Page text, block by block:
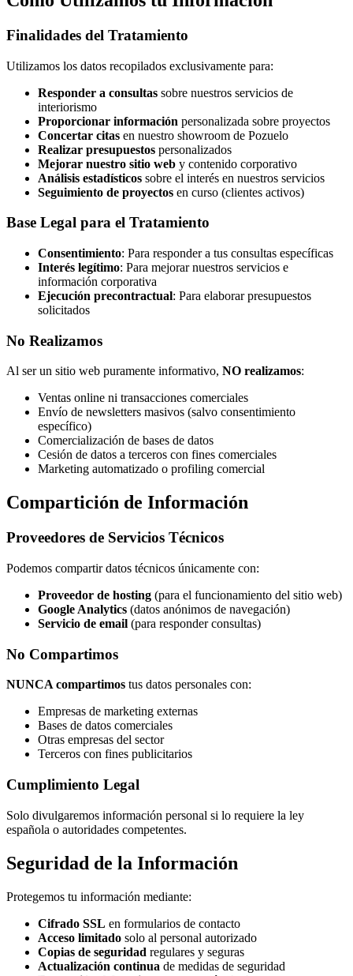
Finalidades del Tratamiento
Utilizamos los datos recopilados exclusivamente para:
Responder a consultas sobre nuestros servicios de
interiorismo
Proporcionar información personalizada sobre proyectos
Concertar citas en nuestro showroom de Pozuelo
Realizar presupuestos personalizados
Mejorar nuestro sitio web y contenido corporativo
Análisis estadísticos sobre el interés en nuestros servicios
Seguimiento de proyectos en curso (clientes activos)
Base Legal para el Tratamiento
Consentimiento: Para responder a tus consultas específicas
Interés legítimo: Para mejorar nuestros servicios e
información corporativa
Ejecución precontractual: Para elaborar presupuestos
solicitados
No Realizamos
Al ser un sitio web puramente informativo, NO realizamos:
Ventas online ni transacciones comerciales
Envío de newsletters masivos (salvo consentimiento
específico)
Comercialización de bases de datos
Cesión de datos a terceros con fines comerciales
Marketing automatizado o profiling comercial
Compartición de Información
Proveedores de Servicios Técnicos
Podemos compartir datos técnicos únicamente con:
Proveedor de hosting (para el funcionamiento del sitio web)
Google Analytics (datos anónimos de navegación)
Servicio de email (para responder consultas)
No Compartimos
NUNCA compartimos tus datos personales con:
Empresas de marketing externas
Bases de datos comerciales
Otras empresas del sector
Terceros con fines publicitarios
Cumplimiento Legal
Solo divulgaremos información personal si lo requiere la ley
española o autoridades competentes.
Seguridad de la Información
Protegemos tu información mediante:
Cifrado SSL en formularios de contacto
Acceso limitado solo al personal autorizado
Copias de seguridad regulares y seguras
Actualización continua de medidas de seguridad